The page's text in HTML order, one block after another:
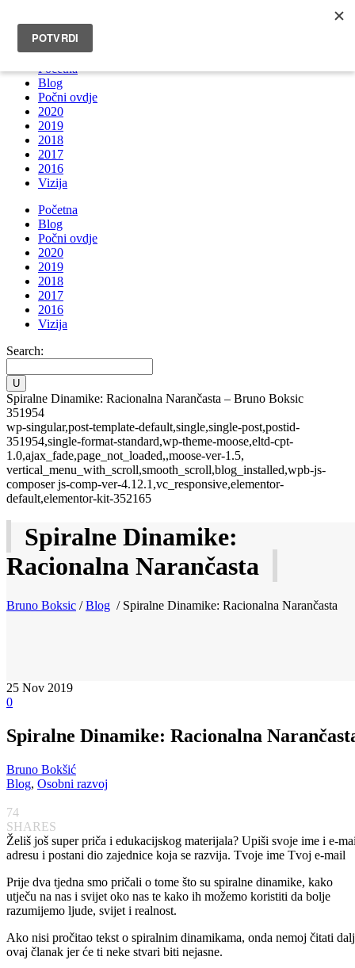
INFO@BRUNOBOKSIC.COM
Početna
Blog
Počni ovdje
2020
2019
2018
2017
2016
Vizija
Početna
Blog
Počni ovdje
2020
2019
2018
2017
2016
Vizija
Search:
Spiralne Dinamike: Racionalna Narančasta – Bruno Boksic
351954
wp-singular,post-template-default,single,single-post,postid-
351954,single-format-standard,wp-theme-moose,eltd-cpt-
1.0,ajax_fade,page_not_loaded,,moose-ver-1.5,
vertical_menu_with_scroll,smooth_scroll,blog_installed,wpb-js-
composer js-comp-ver-4.12.1,vc_responsive,elementor-
default,elementor-kit-352165
Spiralne Dinamike:
Racionalna Narančasta
Bruno Boksic /Blog / Spiralne Dinamike: Racionalna Narančasta
25 Nov 2019
0
Spiralne Dinamike: Racionalna
Bruno Bokšić
Blog, Osobni razvoj
74
SHARES
Želiš još super priča i edukacijskog materijala? Upiši svoje ime i e-
adresu i postani dio zajednice koja se razvija. Tvoje ime Tvoj e-mail
Prije dva tjedna smo pričali o tome što su spiralne dinamike, kako
utječu na nas i svijet oko nas te kako ih možemo koristiti da bolje
razumijemo ljude, svijet i realnost.
Ako nisi pročitao tekst o spiralnim dinamikama, onda nemoj čitati
ovaj članak jer će ti neke stvari biti nejasne.